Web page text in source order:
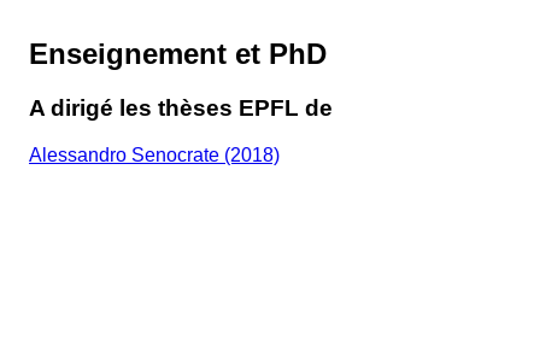
Enseignement et PhD
A dirigé les thèses EPFL de
Alessandro Senocrate (2018)